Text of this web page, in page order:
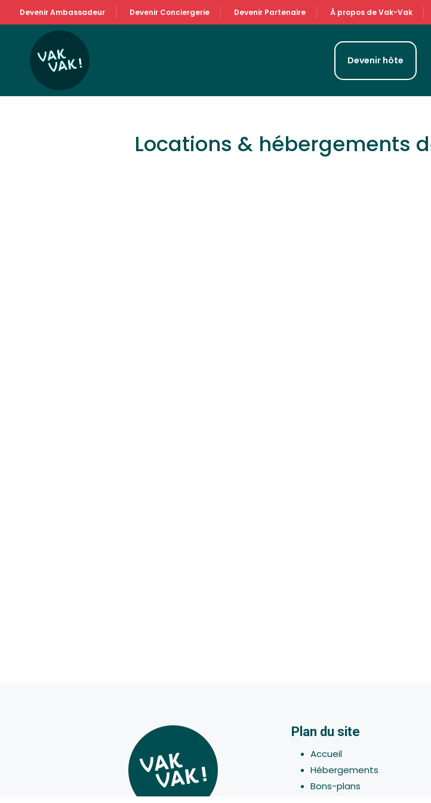
Devenir Ambassadeur Devenir Conciergerie Devenir Partenaire À propos de Vak-Vak
Devenir hôte
Locations & hébergements
Plan du site
Accueil
Hébergements
Bons-plans